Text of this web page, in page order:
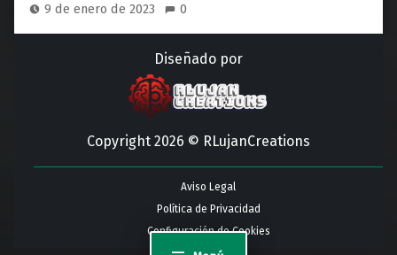
9 de enero de 2023 0
Diseñado por
Copyright 2026 © RLujanCreations
Aviso Legal
Política de Privacidad
Configuración de Cookies